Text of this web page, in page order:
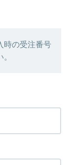
時の受注番号